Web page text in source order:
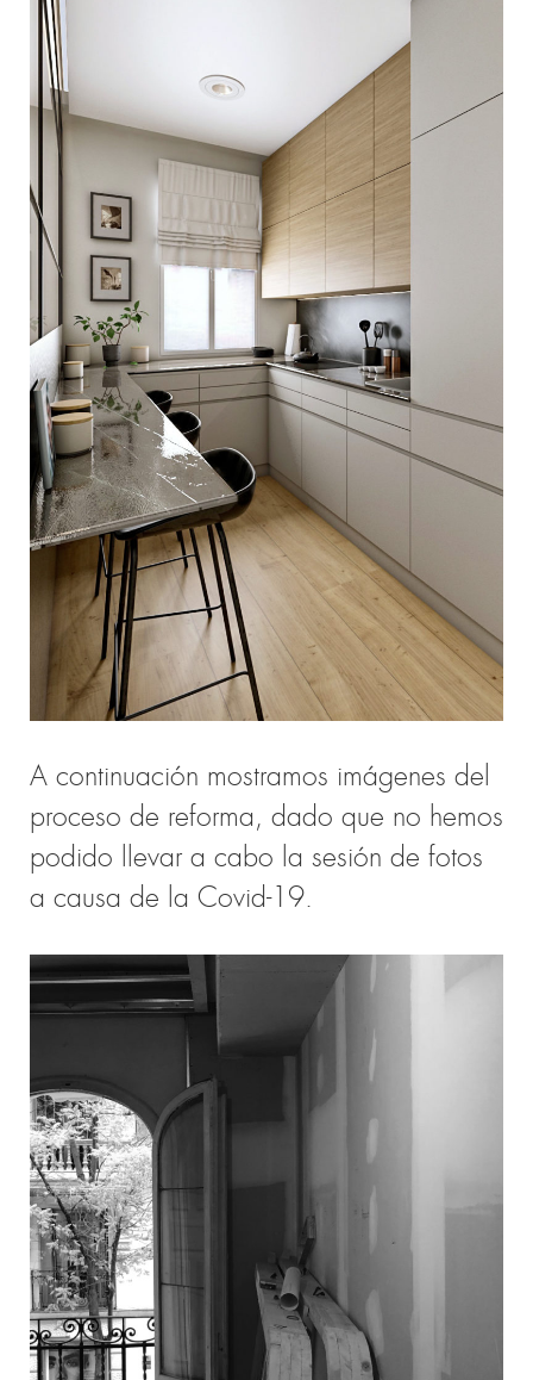
A continuación mostramos imágenes del
proceso de reforma, dado que no hemos
podido llevar a cabo la sesión de fotos
a causa de la Covid-19.